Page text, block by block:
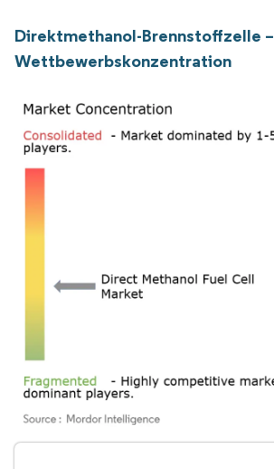
Direktmethanol-Brennstoffzelle –
Wettbewerbskonzentration